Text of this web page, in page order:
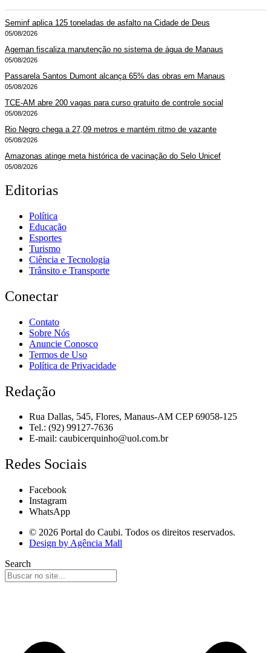
Seminf aplica 125 toneladas de asfalto na Cidade de Deus
05/08/2026
Ageman fiscaliza manutenção no sistema de água de Manaus
05/08/2026
Passarela Santos Dumont alcança 65% das obras em Manaus
05/08/2026
TCE-AM abre 200 vagas para curso gratuito de controle social
05/08/2026
Rio Negro chega a 27,09 metros e mantém ritmo de vazante
05/08/2026
Amazonas atinge meta histórica de vacinação do Selo Unicef
05/08/2026
Editorias
Política
Educação
Esportes
Turismo
Ciência e Tecnologia
Trânsito e Transporte
Conectar
Contato
Sobre Nós
Anuncie Conosco
Termos de Uso
Política de Privacidade
Redação
Rua Dallas, 545, Flores, Manaus-AM CEP 69058-125
Tel.: (92) 99127-7636
E-mail: caubicerquinho@uol.com.br
Redes Sociais
Facebook
Instagram
WhatsApp
© 2026 Portal do Caubi. Todos os direitos reservados.
Design by Agência Mall
Search